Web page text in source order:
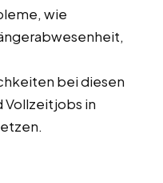
wie
bei diesen
Vollzeitjobs in